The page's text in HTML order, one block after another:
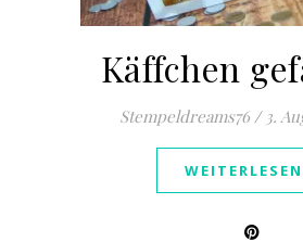
Käffchen
Stempeldreams76 / 3.
WEITERLESEN